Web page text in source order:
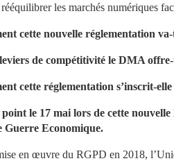
les marchés numériques
cette nouvelle réglementation
de compétitivité le DMA
cette réglementation s’inscrit-
le 17 mai lors de cette
Guerre Economique.
en œuvre du RGPD en 2018,